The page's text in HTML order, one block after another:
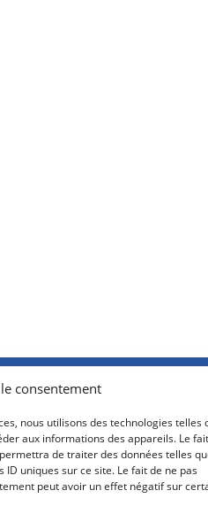
consentement
nous utilisons des technologies telles
aux informations des appareils. Le
de traiter des données telles
uniques sur ce site. Le fait de ne pas
peut avoir un effet négatif sur